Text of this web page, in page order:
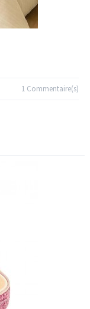
1 Commentaire(s)